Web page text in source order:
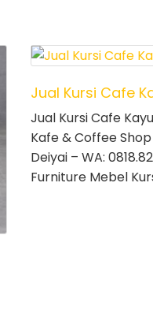
Jual Kursi Cafe
Jual Kursi Cafe
Kafe & Coffee
Deiyai – WA:
Furniture Mebel